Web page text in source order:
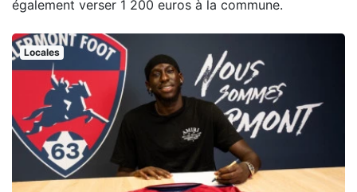
également verser 1 200 euros à la commune.
Locales